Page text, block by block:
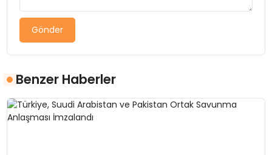
Gönder
Benzer Haberler